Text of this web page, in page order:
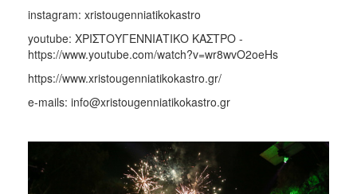
instagram: xristougenniatikokastro
youtube: ΧΡΙΣΤΟΥΓΕΝΝΙΑΤΙΚΟ ΚΑΣΤΡΟ -
https://www.youtube.com/watch?v=wr8wvO2oeHs
https://www.xristougenniatikokastro.gr/
e-mails: info@xristougenniatikokastro.gr